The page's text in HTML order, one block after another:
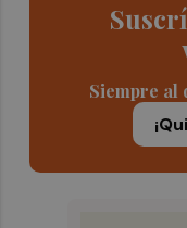
Siempre al